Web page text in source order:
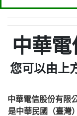
中華電
您可以由上
中華電信股份有限
是中華民國（臺灣